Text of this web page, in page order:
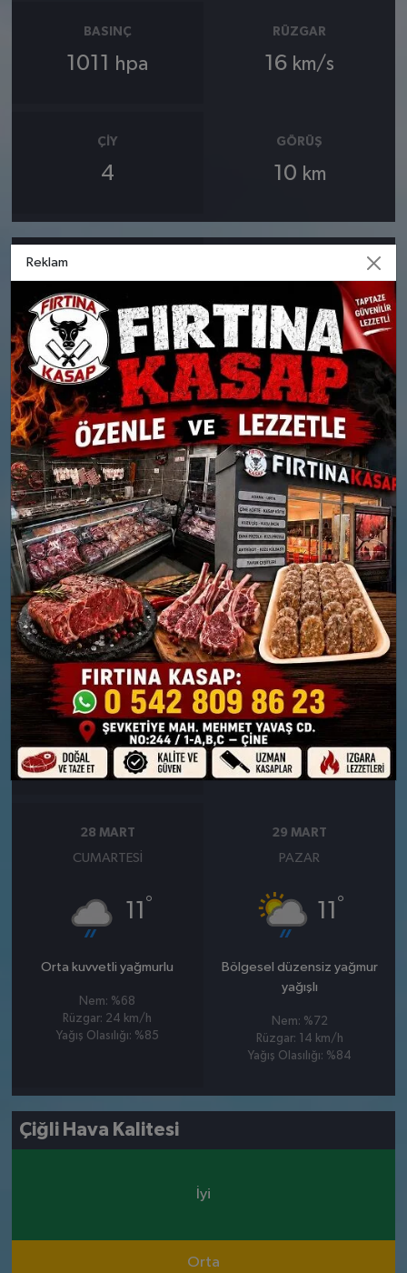
BASINÇ
1011 hpa
RÜZGAR
16 km/s
ÇIY
4
GÖRÜŞ
10 km
10 °
Bölgesel düzensiz yağmur
yağışlı
Nem: %77
Rüzgar: 17 km/h
Yağış Olasılığı: %88
11°
Çok bulutlu
Nem: %75
Rüzgar: 24 km/h
26 MART
PERŞEMBE
10°
Güneşli
Nem: %72
Rüzgar: 14 km/h
27 MART
CUMA
12°
Orta kuvvetli yağmurlu
Nem: %76
Rüzgar: 44 km/h
Yağış Olasılığı: %89
28 MART
CUMARTESI
°
Orta kuvvetli yağmurlu
Nem: %68
Rüzgar: 24 km/h
Yağış Olasılığı: %85
29 MART
PAZAR
°
Bölgesel düzensiz yağmur
yağışlı
Nem: %72
Rüzgar: 14 km/h
Yağış Olasılığı: %84
Çiğli Hava Kalitesi
İyi
Orta
Reklam